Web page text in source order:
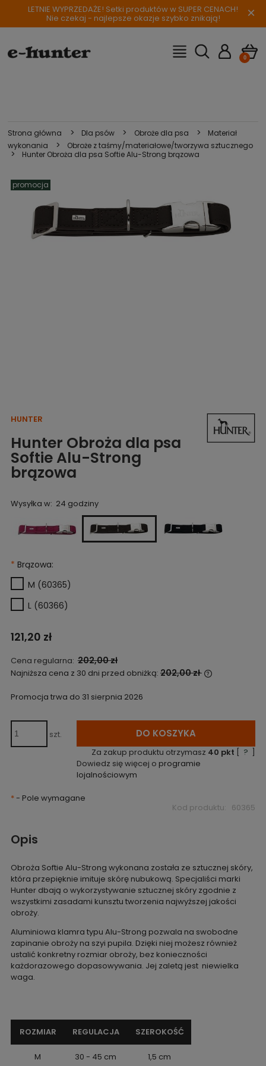
LETNIE WYPRZEDAŻE! Setki produktów w SUPER CENACH!
Nie czekaj - najlepsze okazje szybko znikają! ×
Strona główna > Dla psów > Obroże dla psa >
Materiał
wykonania
> Obroże z taśmy/materiałowe/tworzywa sztucznego
> Hunter Obroża dla psa Softie Alu-Strong brązowa
promocja
HUNTER
Hunter Obroża dla psa
Softie Alu-Strong
brązowa
Wysyłka w: 24 godziny
* Brązowa:
M (60365)
L (60366)
121,20 zł
Cena regularna: 202,00 zł
Najniższa cena z 30 dni przed obniżką: 202,00 zł
pojawił się
Promocja trwa do 31 sierpnia 2026
szt. DO KOSZYKA
Za zakup produktu otrzymasz 40 pkt [ ? ]
Dowiedz się więcej o programie
lojalnościowym
*- Pole wymagane
Kod produktu: 60365
Opis
Obroża Softie Alu-Strong wykonana została ze sztucznej skóry,
która przepięknie imituje skórę nubukową. Specjaliści marki
Hunter dbają o wykorzystywanie sztucznej skóry zgodnie z
wszystkimi zasadami kunsztu tworzenia najwyższej jakości
obroży.
Aluminiowa klamra typu Alu-Strong pozwala na swobodne
zapinanie obroży na szyi pupila. Dzięki niej możesz również
ustalić konkretny rozmiar obroży, bez konieczności
każdorazowego dopasowywania. Jej zaletą jest niewielka
waga.
ROZMIAR REGULACJA SZEROKOŚĆ
M 30 - 45 cm 1,5 cm